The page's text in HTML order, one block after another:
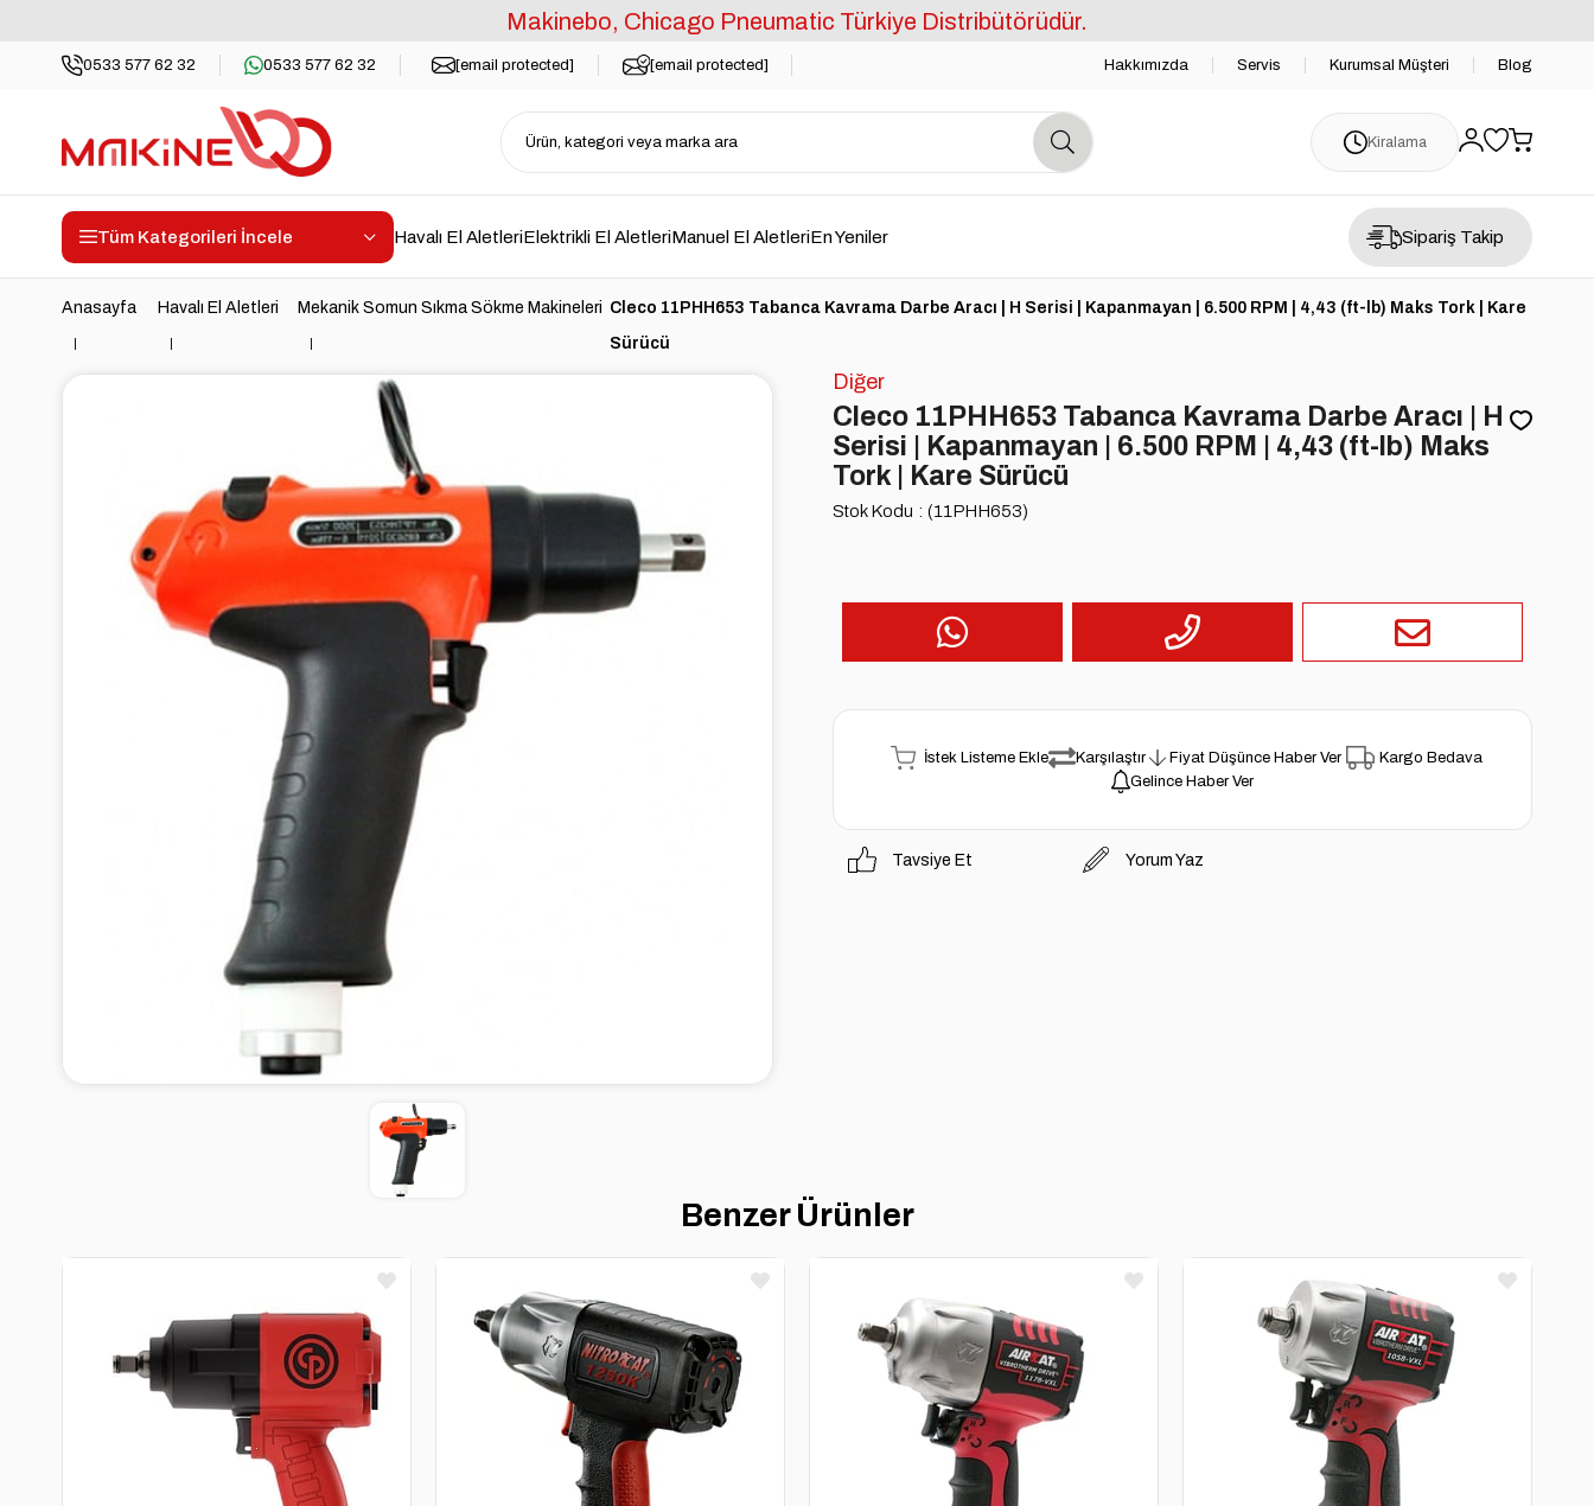
Makinebo, Chicago Pneumatic Türkiye Distribütörüdür.
0533 577 62 32 0533 577 62 32 [email protected] [email protected] Hakkımızda Servis Kurumsal Müşteri Blog
Kiralama
Tüm Kategorileri İncele Havalı El AletleriElektrikli El AletleriManuel El AletleriEn Yeniler Sipariş Takip
Anasayfa Havalı El Aletleri Mekanik Somun Sıkma Sökme Makineleri Cleco 11PHH653 Tabanca Kavrama Darbe Aracı | H Serisi | Kapanmayan | 6.500 RPM | 4,43 (ft-lb) Maks Tork | Kare
Sürücü
Diğer
Cleco 11PHH653 Tabanca Kavrama Darbe Aracı | H
Serisi | Kapanmayan | 6.500 RPM | 4,43 (ft-lb) Maks
Tork | Kare Sürücü
Stok Kodu (11PHH653)
İstek Listeme Ekle Karşılaştır Fiyat Düşünce Haber Ver
Kargo Bedava
Gelince Haber Ver
Tavsiye Et Yorum Yaz
Benzer Ürünler